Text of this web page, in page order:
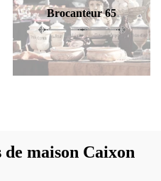
Brocanteur 65
maison Caixon